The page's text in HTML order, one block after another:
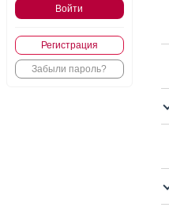
Регистрация
Забыли пароль?